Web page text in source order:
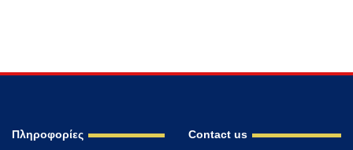
Πληροφορίες Contact us